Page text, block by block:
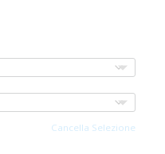
Cancella Selezione